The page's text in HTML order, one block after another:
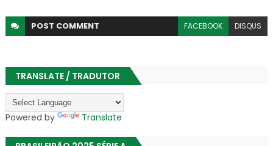
POST COMMENT FACEBOOK DISQUS
TRANSLATE / TRADUTOR
Powered by Translate